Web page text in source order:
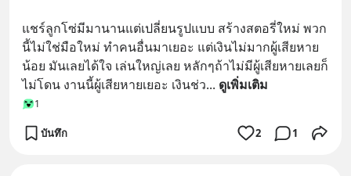
แชร์ลูกโซ่มีมานานแต่เปลี่ยนรูปแบบ สร้างสตอรี่ใหม่ พวก
นี้ไม่ใช่มือใหม่ ทำคนอื่นมาเยอะ แต่เงินไม่มากผู้เสียหาย
น้อย มันเลยได้ใจ เล่นใหญ่เลย หลักๆถ้าไม่มีผู้เสียหายเลยก็
ไม่โดน งานนี้ผู้เสียหายเยอะ เงินช่ว... ดูเพิ่มเติม
1
บันทึก 2 1